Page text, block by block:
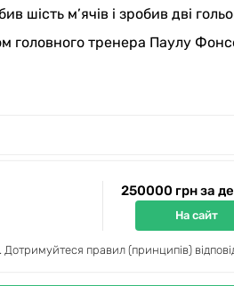
шість м’ячів і зробив дві
головного тренера Паулу
250000 грн за
На сайт
правил (принципів)